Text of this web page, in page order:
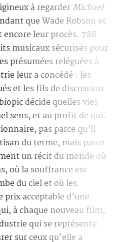
à regarderMichael
que Wade Robson et
leur procès. 788
musicaux sécurisés pour
présumées reléguées à
leur a concédé : les
et les fils de discussion
décide quelles vies
sens, et au profit de qui.
pas parce qu’il
du terme, mais parce
un récit du monde où
où la souffrance est
du ciel et où les
acceptable d’une
à chaque nouveau film,
qui se représente
sur ceux qu’elle a